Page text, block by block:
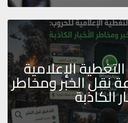
الإعلامية
نقل الخبر ومخاطر
الكاذبة